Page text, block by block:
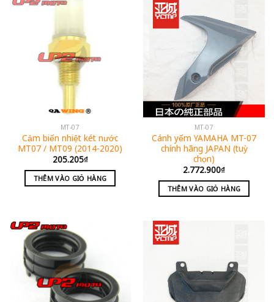
MT-07
Cảm biến nhiệt két nước
MT07 / MT09 (2014-2020)
205.205₫
THÊM VÀO GIỎ HÀNG
MT-07
Cánh yếm YAMAHA MT-07
chính hãng JAPAN (tuỳ
chọn)
2.772.900₫
THÊM VÀO GIỎ HÀNG